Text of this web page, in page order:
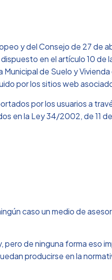
y del Consejo de 27 de
en el artículo 10 de
de Suelo y
por los sitios web
por los usuarios a
en la Ley 34/2002, de 11
caso un medio de
de ninguna forma eso
producirse en la